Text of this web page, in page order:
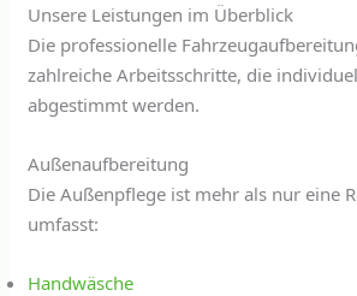
Unsere Leistungen im Überblick
Die professionelle
zahlreiche Arbeitsschritte, die
abgestimmt werden.
Außenaufbereitung
Die Außenpflege ist mehr als nur eine
umfasst:
Handwäsche